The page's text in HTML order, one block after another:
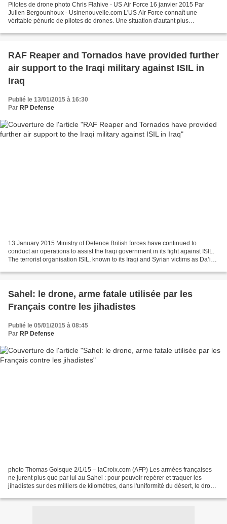
Pilotes de drone photo Chris Flahive - US Air Force 16 janvier 2015 Par
Julien Bergounhoux - Usinenouvelle.com L'US Air Force connaît une
véritable pénurie de pilotes de drones. Une situation d'autant plus
RAF Reaper and Tornados have provided further
air support to the Iraqi military against ISIL in
Iraq
Publié le 13/01/2015 à 16:30
Par RP Defense
13 January 2015 Ministry of Defence British forces have continued to
conduct air operations to assist the Iraqi government in its fight against ISIL.
The terrorist organisation ISIL, known to its Iraqi and Syrian victims as Da’ish,
Sahel: le drone, arme fatale utilisée par les
Français contre les jihadistes
Publié le 05/01/2015 à 08:45
Par RP Defense
photo Thomas Goisque 2/1/15 – laCroix.com (AFP) Les armées françaises
ne jurent plus que par lui au Sahel : pour pouvoir repérer et traquer les
jihadistes sur des milliers de kilomètres, dans l'uniformité du désert, le drone